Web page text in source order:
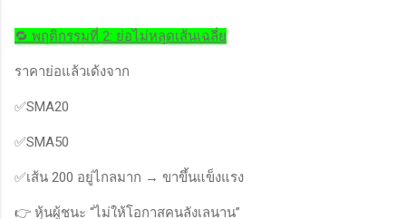
🔁 พฤติกรรมที่ 2: ย่อไม่หลุดเส้นเฉลี่ย
ราคาย่อแล้วเด้งจาก
✅SMA20
✅SMA50
✅เส้น 200 อยู่ไกลมาก → ขาขึ้นแข็งแรง
👉 หุ้นผู้ชนะ “ไม่ให้โอกาสคนลังเลนาน”